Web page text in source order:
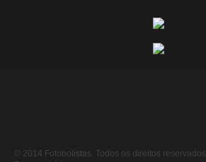
© 2014 Fotobolistas. Todos os direitos